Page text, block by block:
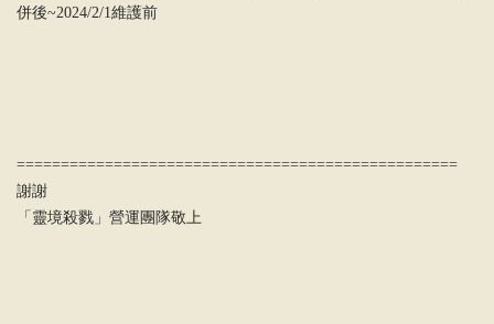
併後~2024/2/1維護前
==================================================
謝謝
「靈境殺戮」營運團隊敬上